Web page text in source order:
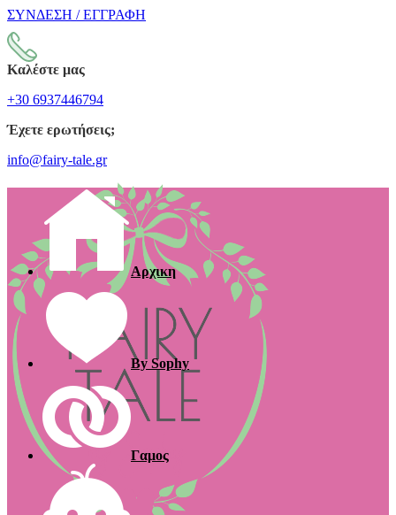
ΣΥΝΔΕΣΗ / ΕΓΓΡΑΦΗ
Καλέστε μας
+30 6937446794
Έχετε ερωτήσεις;
info@fairy-tale.gr
Αρχικη
By Sophy
Γαμος